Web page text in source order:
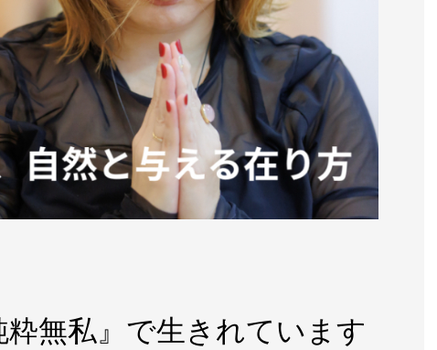
無私』で生きれています